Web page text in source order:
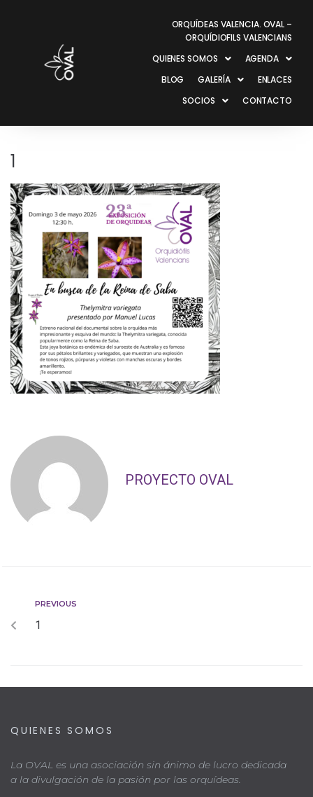
ORQUÍDEAS VALENCIA. OVAL –
ORQUÍDIOFILS VALENCIANS
QUIENES SOMOS
AGENDA
BLOG
GALERÍA
ENLACES
SOCIOS
CONTACTO
1
PROYECTO OVAL
PREVIOUS
1
QUIENES SOMOS
La OVAL es una asociación sin ánimo de lucro dedicada
a la divulgación de la pasión por las orquídeas.